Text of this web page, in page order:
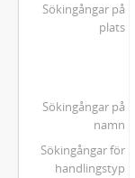
Sökingångar på
plats
Sökingångar på
namn
Sökingångar för
handlingstyp